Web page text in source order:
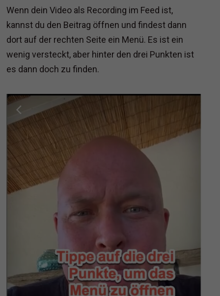
Wenn dein Video als Recording im Feed ist,
kannst du den Beitrag öffnen und findest dann
dort auf der rechten Seite ein Menü. Es ist ein
wenig versteckt, aber hinter den drei Punkten ist
es dann doch zu finden.